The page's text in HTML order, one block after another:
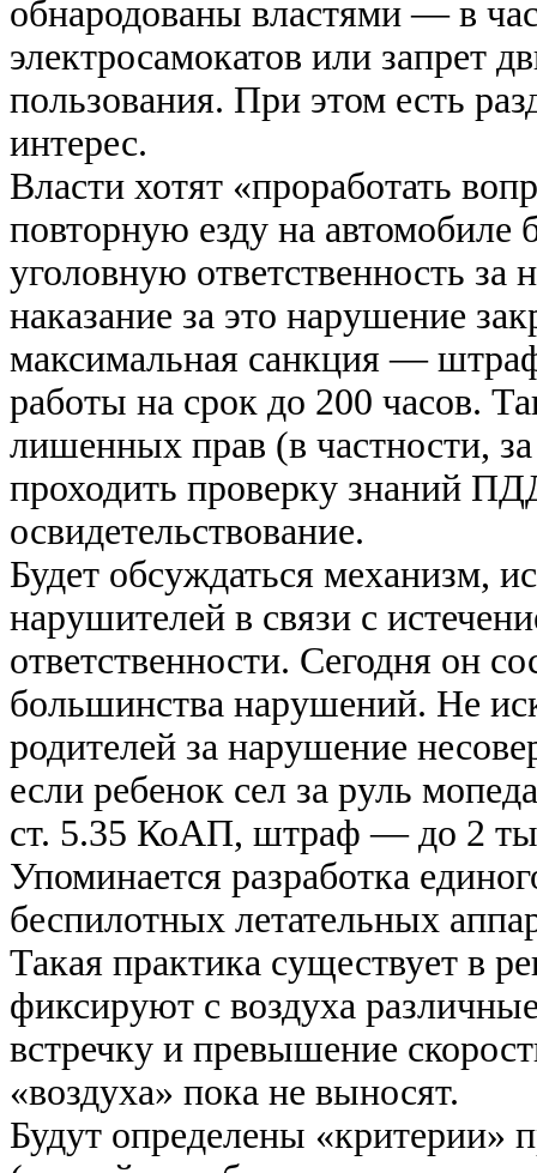
обнародованы властями — в
электросамокатов или запрет
пользования. При этом есть
интерес.
Власти хотят «проработать
повторную езду на автомобиле
уголовную ответственность
наказание за это нарушение
максимальная санкция —
работы на срок до 200 часов.
лишенных прав (в частности,
проходить проверку знаний
освидетельствование.
Будет обсуждаться механизм,
нарушителей в связи с
ответственности. Сегодня он
большинства нарушений. Не
родителей за нарушение
если ребенок сел за руль
ст. 5.35 КоАП, штраф — до 2
Упоминается разработка
беспилотных летательных
Такая практика существует в
фиксируют с воздуха
встречку и превышение
«воздуха» пока не выносят.
Будут определены «критерии»